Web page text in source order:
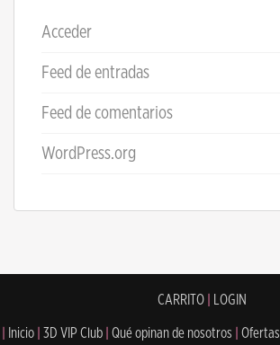
Acceder
Feed de entradas
Feed de comentarios
WordPress.org
CARRITO| LOGIN
Inicio 3D VIP Club Qué opinan de nosotros Ofertas